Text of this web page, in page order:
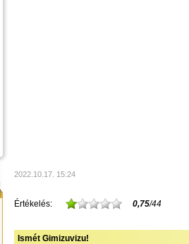
2022.10.17. 15:24
Értékelés: 0,75/44
Ismét Gimizuvizu!